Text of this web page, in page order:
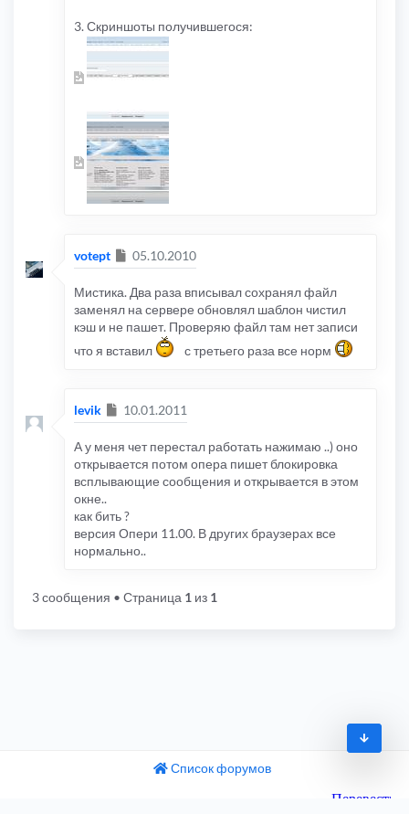
3. Скриншоты получившегося:
votept Сообщение
05.10.2010
Мистика. Два раза вписывал сохранял файл
заменял на сервере обновлял шаблон чистил
кэш и не пашет. Проверяю файл там нет записи
что я вставил
с третьего раза все норм
levik Сообщение
10.01.2011
А у меня чет перестал работать нажимаю ..) оно
открывается потом опера пишет блокировка
всплывающие сообщения и открывается в этом
окне..
как бить ?
версия Опери 11.00. В других браузерах все
нормально..
3 сообщения • Страница 1 из 1
Список форумов